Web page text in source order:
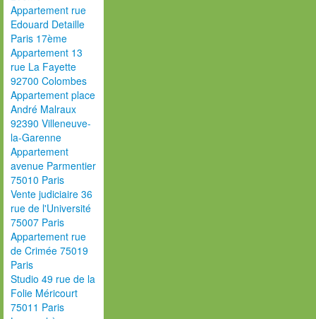
Appartement rue
Edouard Detaille
Paris 17ème
Appartement 13
rue La Fayette
92700 Colombes
Appartement place
André Malraux
92390 Villeneuve-
la-Garenne
Appartement
avenue Parmentier
75010 Paris
Vente judiciaire 36
rue de l'Université
75007 Paris
Appartement rue
de Crimée 75019
Paris
Studio 49 rue de la
Folie Méricourt
75011 Paris